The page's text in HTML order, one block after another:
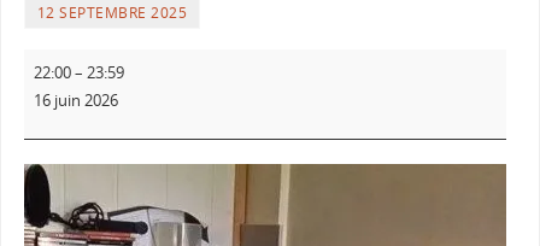
12 SEPTEMBRE 2025
22:00– 23:59
16 juin 2026